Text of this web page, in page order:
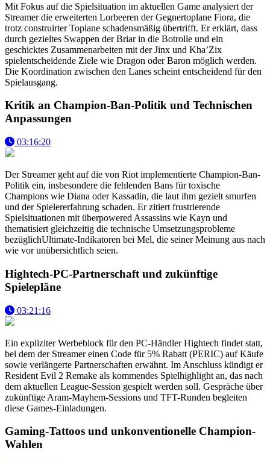
Mit Fokus auf die Spielsituation im aktuellen Game analysiert der
Streamer die erweiterten Lorbeeren der Gegnertoplane Fiora, die
trotz construirter Toplane schadensmäßig übertrifft. Er erklärt, dass
durch gezieltes Swappen der Briar in die Botrolle und ein
geschicktes Zusammenarbeiten mit der Jinx und Kha’Zix
spielentscheidende Ziele wie Dragon oder Baron möglich werden.
Die Koordination zwischen den Lanes scheint entscheidend für den
Spielausgang.
Kritik an Champion-Ban-Politik und Technischen
Anpassungen
03:16:20
Der Streamer geht auf die von Riot implementierte Champion-Ban-
Politik ein, insbesondere die fehlenden Bans für toxische
Champions wie Diana oder Kassadin, die laut ihm gezielt smurfen
und der Spielererfahrung schaden. Er zitiert frustrierende
Spielsituationen mit überpowered Assassins wie Kayn und
thematisiert gleichzeitig die technische Umsetzungsprobleme
bezüglichUltimate-Indikatoren bei Mel, die seiner Meinung aus nach
wie vor unübersichtlich seien.
Hightech-PC-Partnerschaft und zukünftige
Spielepläne
03:21:16
Ein expliziter Werbeblock für den PC-Händler Hightech findet statt,
bei dem der Streamer einen Code für 5% Rabatt (PERIC) auf Käufe
sowie verlängerte Partnerschaften erwähnt. Im Anschluss kündigt er
Resident Evil 2 Remake als kommendes Spielhighlight an, das nach
dem aktuellen League-Session gespielt werden soll. Gespräche über
zukünftige Aram-Mayhem-Sessions und TFT-Runden begleiten
diese Games-Einladungen.
Gaming-Tattoos und unkonventionelle Champion-
Wahlen